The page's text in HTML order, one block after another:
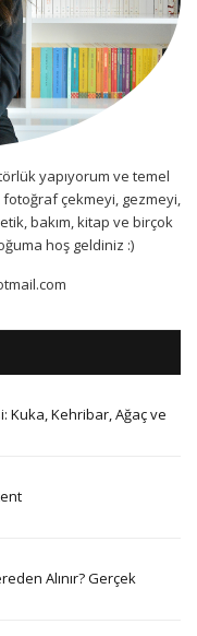
yapıyorum ve temel
fotoğraf çekmeyi, gezmeyi,
bakım, kitap ve birçok
hoş geldiniz :)
Kuka, Kehribar, Ağaç ve
Alınır? Gerçek